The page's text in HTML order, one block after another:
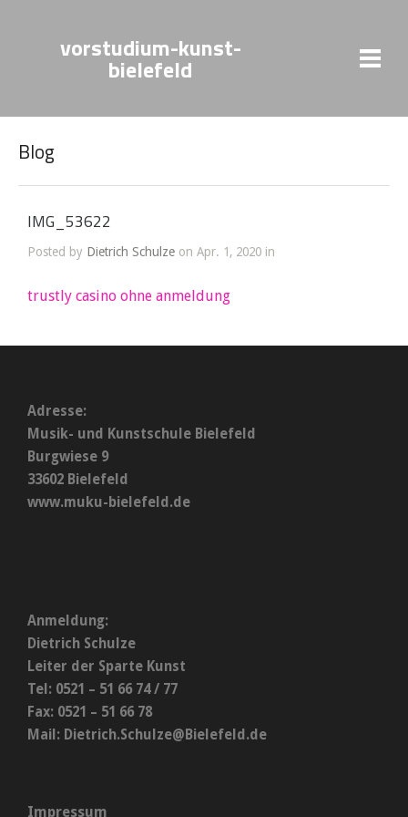
vorstudium-kunst-
bielefeld
Blog
IMG_53622
Posted by Dietrich Schulze on Apr. 1, 2020 in
trustly casino ohne anmeldung
Adresse:
Musik- und Kunstschule Bielefeld
Burgwiese 9
33602 Bielefeld
www.muku-bielefeld.de
Anmeldung:
Dietrich Schulze
Leiter der Sparte Kunst
Tel: 0521 – 51 66 74 / 77
Fax: 0521 – 51 66 78
Mail: Dietrich.Schulze@Bielefeld.de
Impressum